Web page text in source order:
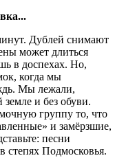
Дублей снимают
может длиться
в доспехах. Но,
когда мы
Мы лежали,
и без обуви.
группу то, что
и замёрзшие,
песни
степях Подмосковья.